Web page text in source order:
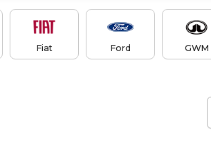
Fiat Ford GWM